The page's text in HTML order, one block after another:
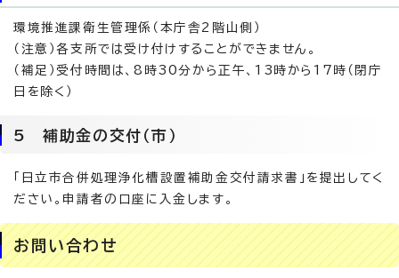
環境推進課衛生管理係（本庁舎2階山側）
（注意）各支所では受け付けすることができません。
（補足）受付時間は、8時30分から正午、13時から17時（閉庁
日を除く）
5 補助金の交付（市）
「日立市合併処理浄化槽設置補助金交付請求書」を提出してく
ださい。申請者の口座に入金します。
お問い合わせ